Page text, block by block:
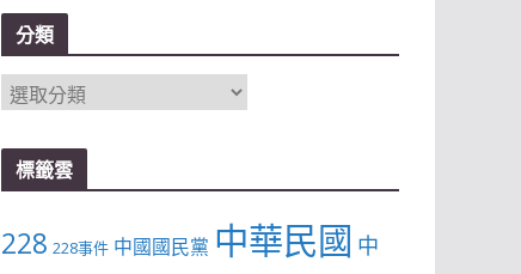
分類
分
類
標籤雲
228 228事件 中國國民黨 中華民國 中